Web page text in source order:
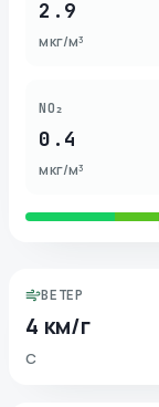
2.9
мкг/м³
NO₂
0.4
мкг/м³
ВЕТЕР
4 км/г
С